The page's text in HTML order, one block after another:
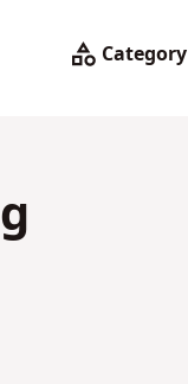
Category